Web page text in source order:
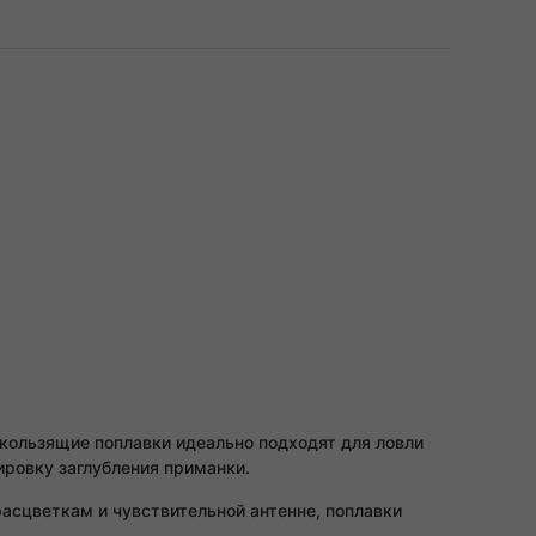
поплавки идеально подходят для ловли
заглубления приманки.
и чувствительной антенне, поплавки